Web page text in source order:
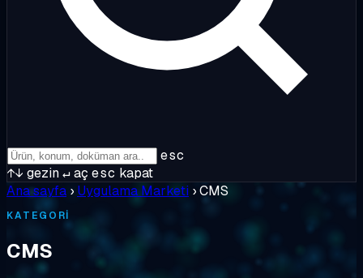
esc
↑↓ gezin↵aç esc kapat
Ana sayfa › Uygulama Marketi ›CMS
KATEGORI
CMS